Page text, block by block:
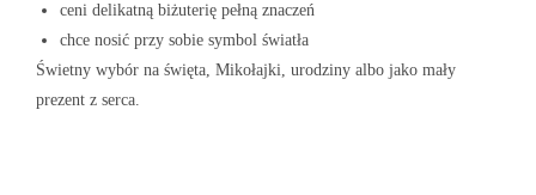
ceni delikatną biżuterię pełną znaczeń
chce nosić przy sobie symbol światła
Świetny wybór na święta, Mikołajki, urodziny albo jako mały
prezent z serca.